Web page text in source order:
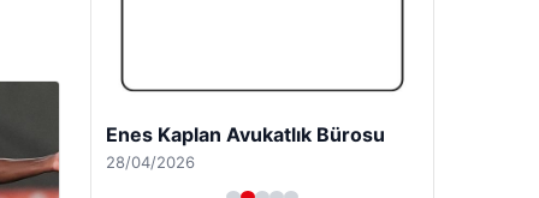
Enes Kaplan Avukatlık Bürosu
28/04/2026